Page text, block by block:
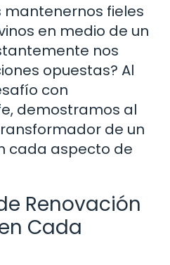
fieles
en medio de un
nos
opuestas? Al
con
demostramos al
de un
cada aspecto de
Renovación
Cada